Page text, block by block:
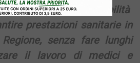
drasticamente la mobilità
prestazioni sanitarie in
senza fare lunghi
il lavoro di medici e